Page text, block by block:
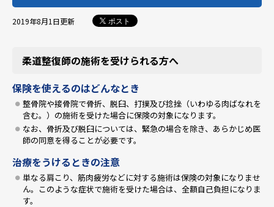
2019年8月1日更新 ポスト
柔道整復師の施術を受けられる方へ
保険を使えるのはどんなとき
整骨院や接骨院で骨折、脱臼、打撲及び捻挫（いわゆる肉ばなれを
含む。）の施術を受けた場合に保険の対象になります。
なお、骨折及び脱臼については、緊急の場合を除き、あらかじめ医
師の同意を得ることが必要です。
治療をうけるときの注意
単なる肩こり、筋肉疲労などに対する施術は保険の対象になりませ
ん。このような症状で施術を受けた場合は、全額自己負担になりま
す。